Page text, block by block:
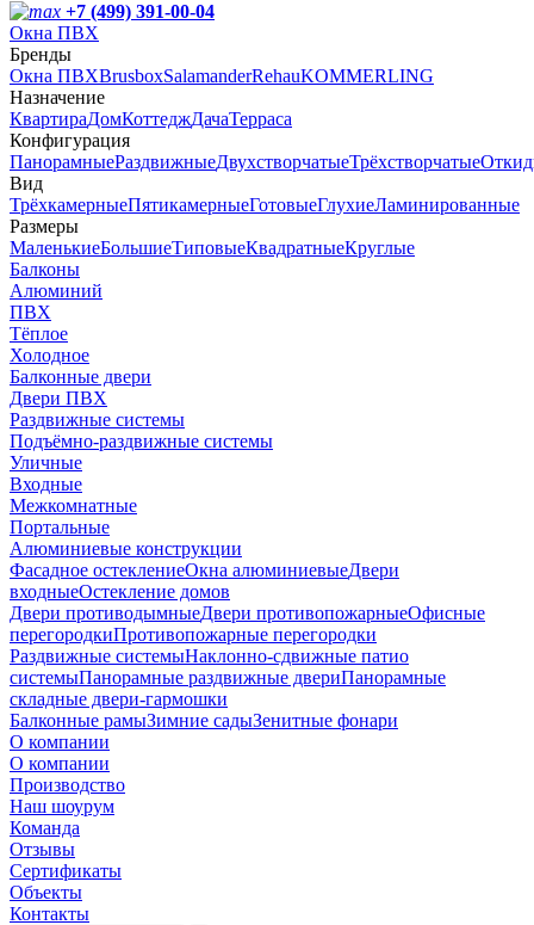
+7 (499) 391-00-04
Окна ПВХ
Бренды
Окна ПВХBrusboxSalamanderRehauKOMMERLING
Назначение
КвартираДомКоттеджДачаТерраса
Конфигурация
ПанорамныеРаздвижныеДвухстворчатыеТрёхстворчатые
Вид
ТрёхкамерныеПятикамерныеГотовыеГлухиеЛаминированные
Размеры
МаленькиеБольшиеТиповыеКвадратныеКруглые
Балконы
Алюминий
ПВХ
Тёплое
Холодное
Балконные двери
Двери ПВХ
Раздвижные системы
Подъёмно-раздвижные системы
Уличные
Входные
Межкомнатные
Портальные
Алюминиевые конструкции
Фасадное остеклениеОкна алюминиевыеДвери
входныеОстекление домов
Двери противодымныеДвери противопожарныеОфисные
перегородкиПротивопожарные перегородки
Раздвижные системыНаклонно-сдвижные патио
системыПанорамные раздвижные двериПанорамные
складные двери-гармошки
Балконные рамыЗимние садыЗенитные фонари
О компании
О компании
Производство
Наш шоурум
Команда
Отзывы
Сертификаты
Объекты
Контакты